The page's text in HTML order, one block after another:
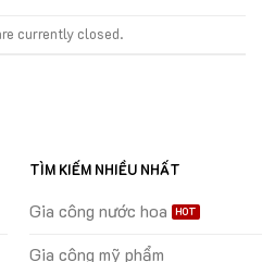
currently closed.
TÌM KIẾM NHIỀU NHẤT
Gia công nước hoa
Gia công mỹ phẩm